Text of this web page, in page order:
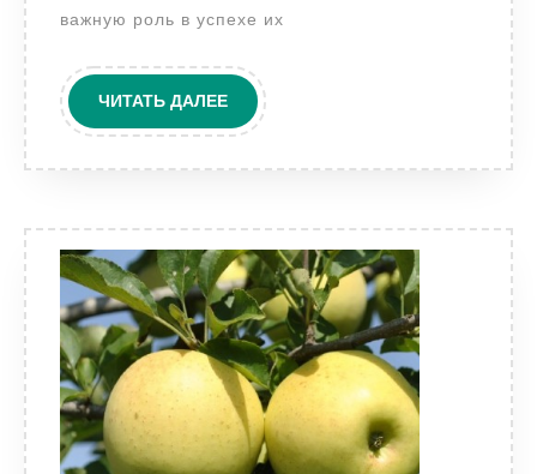
важную роль в успехе их
ЧИТАТЬ ДАЛЕЕЧИТАТЬ
ДАЛЕЕ